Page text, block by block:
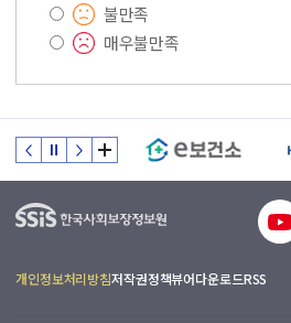
불만족
매우불만족
개인정보처리방침저작권정책뷰어다운로드RSS